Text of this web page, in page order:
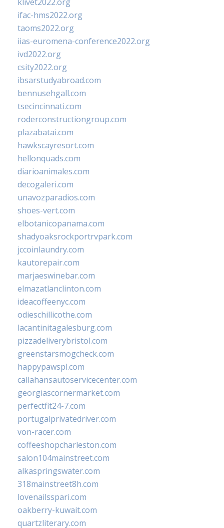
ifac-hms2022.org
taoms2022.org
iias-euromena-conference2022.org
ivd2022.org
csity2022.org
ibsarstudyabroad.com
bennusehgall.com
tsecincinnati.com
roderconstructiongroup.com
plazabatai.com
hawkscayresort.com
hellonquads.com
diarioanimales.com
decogaleri.com
unavozparadios.com
shoes-vert.com
elbotanicopanama.com
shadyoaksrockportrvpark.com
jccoinlaundry.com
kautorepair.com
marjaeswinebar.com
elmazatlanclinton.com
ideacoffeenyc.com
odieschillicothe.com
lacantinitagalesburg.com
pizzadeliverybristol.com
greenstarsmogcheck.com
happypawspl.com
callahansautoservicecenter.com
georgiascornermarket.com
perfectfit24-7.com
portugalprivatedriver.com
von-racer.com
coffeeshopcharleston.com
salon104mainstreet.com
alkaspringswater.com
318mainstreet8h.com
lovenailsspari.com
oakberry-kuwait.com
quartzliterary.com